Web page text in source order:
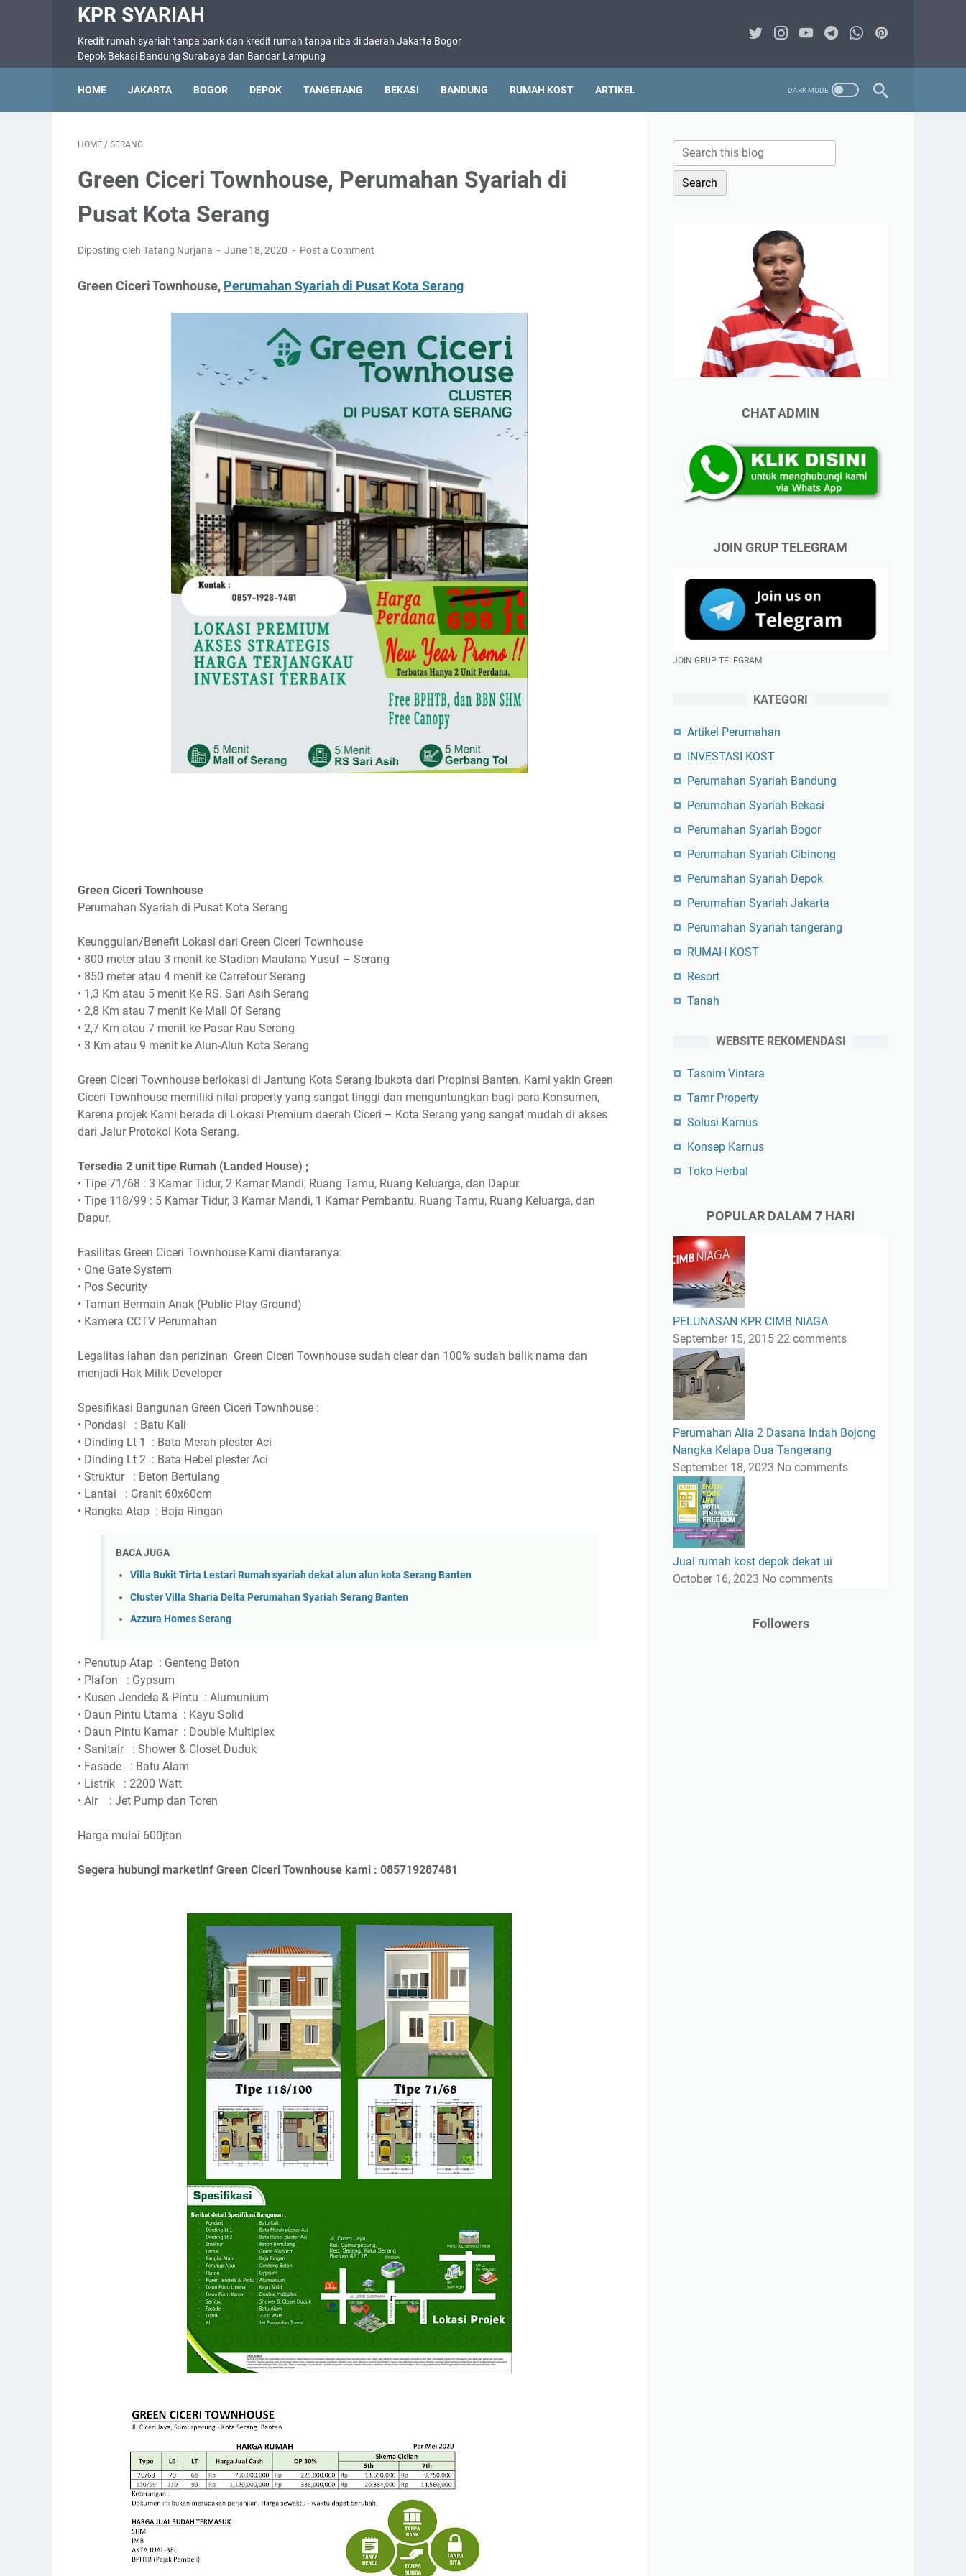
KPR SYARIAH
Kredit rumah syariah tanpa bank dan kredit rumah tanpa riba di daerah Jakarta Bogor
Depok Bekasi Bandung Surabaya dan Bandar Lampung
HOME JAKARTA BOGOR DEPOK TANGERANG BEKASI BANDUNG RUMAH KOST ARTIKEL
HOME / SERANG
Green Ciceri Townhouse, Perumahan Syariah di
Pusat Kota Serang
Diposting oleh Tatang Nurjana June 18, 2020 Post a Comment
Green Ciceri Townhouse, Perumahan Syariah di Pusat Kota Serang
Green Ciceri Townhouse
Perumahan Syariah di Pusat Kota Serang
Keunggulan/Benefit Lokasi dari Green Ciceri Townhouse
• 800 meter atau 3 menit ke Stadion Maulana Yusuf – Serang
• 850 meter atau 4 menit ke Carrefour Serang
• 1,3 Km atau 5 menit Ke RS. Sari Asih Serang
• 2,8 Km atau 7 menit Ke Mall Of Serang
• 2,7 Km atau 7 menit ke Pasar Rau Serang
• 3 Km atau 9 menit ke Alun-Alun Kota Serang
Green Ciceri Townhouse berlokasi di Jantung Kota Serang Ibukota dari Propinsi Banten. Kami yakin Green
Ciceri Townhouse memiliki nilai property yang sangat tinggi dan menguntungkan bagi para Konsumen,
Karena projek Kami berada di Lokasi Premium daerah Ciceri – Kota Serang yang sangat mudah di akses
dari Jalur Protokol Kota Serang.
Tersedia 2 unit tipe Rumah (Landed House) ;
• Tipe 71/68 : 3 Kamar Tidur, 2 Kamar Mandi, Ruang Tamu, Ruang Keluarga, dan Dapur.
• Tipe 118/99 : 5 Kamar Tidur, 3 Kamar Mandi, 1 Kamar Pembantu, Ruang Tamu, Ruang Keluarga, dan
Dapur.
Fasilitas Green Ciceri Townhouse Kami diantaranya:
• One Gate System
• Pos Security
• Taman Bermain Anak (Public Play Ground)
• Kamera CCTV Perumahan
Legalitas lahan dan perizinan Green Ciceri Townhouse sudah clear dan 100% sudah balik nama dan
menjadi Hak Milik Developer
Spesifikasi Bangunan Green Ciceri Townhouse :
• Pondasi
: Batu Kali
• Dinding Lt 1
: Bata Merah plester Aci
• Dinding Lt 2 : Bata Hebel plester Aci
• Struktur
: Beton Bertulang
• Lantai
: Granit 60x60cm
• Rangka Atap : Baja Ringan
BACA JUGA
Villa Bukit Tirta Lestari Rumah syariah dekat alun alun kota Serang Banten
Cluster Villa Sharia Delta Perumahan Syariah Serang Banten
Azzura Homes Serang
• Penutup Atap : Genteng Beton
• Plafon
: Gypsum
• Kusen Jendela & Pintu : Alumunium
• Daun Pintu Utama : Kayu Solid
• Daun Pintu Kamar : Double Multiplex
• Sanitair
: Shower & Closet Duduk
• Fasade
: Batu Alam
• Listrik
: 2200 Watt
• Air : Jet Pump dan Toren
Harga mulai 600jtan
Segera hubungi marketinf Green Ciceri Townhouse kami : 085719287481
CHAT ADMIN
JOIN GRUP TELEGRAM
JOIN GRUP TELEGRAM
KATEGORI
Artikel Perumahan
INVESTASI KOST
Perumahan Syariah Bandung
Perumahan Syariah Bekasi
Perumahan Syariah Bogor
Perumahan Syariah Cibinong
Perumahan Syariah Depok
Perumahan Syariah Jakarta
Perumahan Syariah tangerang
RUMAH KOST
Resort
Tanah
WEBSITE REKOMENDASI
Tasnim Vintara
Tamr Property
Solusi Karnus
Konsep Karnus
Toko Herbal
POPULAR DALAM 7 HARI
PELUNASAN KPR CIMB NIAGA
September 15, 2015 22 comments
Perumahan Alia 2 Dasana Indah Bojong
Nangka Kelapa Dua Tangerang
September 18, 2023 No comments
Jual rumah kost depok dekat ui
October 16, 2023 No comments
Followers